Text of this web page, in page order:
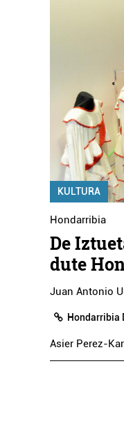
KULTURA
Hondarribia
De
dute
Juan Antonio
Hondarribia
Asier Perez-